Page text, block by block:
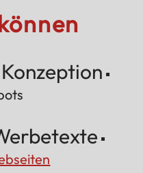
Konzeption ▪
▪